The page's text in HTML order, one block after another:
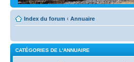
Index du forum ‹ Annuaire
CATÉGORIES DE L'ANNUAIRE